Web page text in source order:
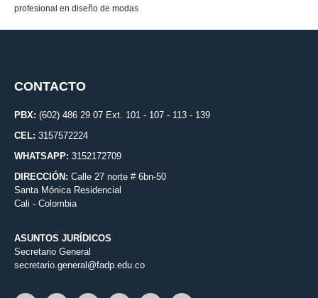
profesional en diseño de modas
CONTACTO
PBX: (602) 486 29 07 Ext. 101 - 107 - 113 - 139
CEL: 3157572224
WHATSAPP: 3152172709
DIRECCIÓN: Calle 27 norte # 6bn-50
Santa Mónica Residencial
Cali - Colombia
ASUNTOS JURÍDICOS
Secretario General
secretario.general@fadp.edu.co